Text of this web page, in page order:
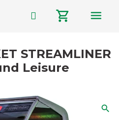
shopping_cart menu
STREAMLINER
Leisure
search